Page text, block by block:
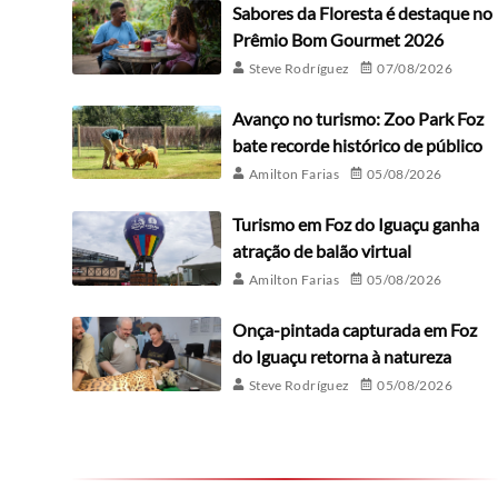
Sabores da Floresta é destaque no
Prêmio Bom Gourmet 2026
Steve Rodríguez 07/08/2026
Avanço no turismo: Zoo Park Foz
bate recorde histórico de público
Amilton Farias 05/08/2026
Turismo em Foz do Iguaçu ganha
atração de balão virtual
Amilton Farias 05/08/2026
Onça-pintada capturada em Foz
do Iguaçu retorna à natureza
Steve Rodríguez 05/08/2026